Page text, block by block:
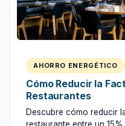
AHORRO ENERGÉTICO
Cómo Reducir la
Restaurantes
Descubre cómo reducir
restaurante entre un